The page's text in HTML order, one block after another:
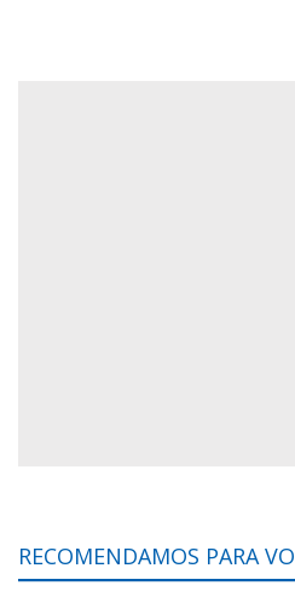
RECOMENDAMOS PARA